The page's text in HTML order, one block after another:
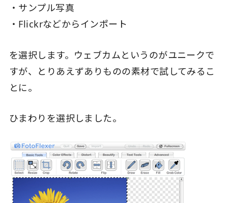
・サンプル写真
・Flickrなどからインポート
を選択します。ウェブカムというのがユニークで
すが、とりあえずありものの素材で試してみるこ
とに。
ひまわりを選択しました。